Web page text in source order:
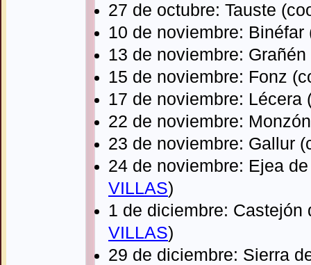
27 de octubre: Tauste
10 de noviembre:
13 de noviembre:
15 de noviembre: Fonz
17 de noviembre: Lécera
22 de noviembre:
23 de noviembre: Gallur
24 de noviembre: Ejea
VILLAS)
1 de diciembre: Castejón
VILLAS)
29 de diciembre: Sierra